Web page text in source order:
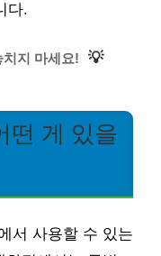
다.
지 마세요! 💡
떤 게 있을
서 사용할 수 있는